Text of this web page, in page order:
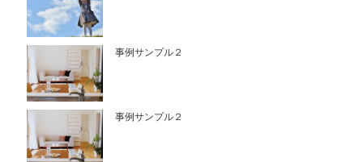
事例サンプル２
事例サンプル２